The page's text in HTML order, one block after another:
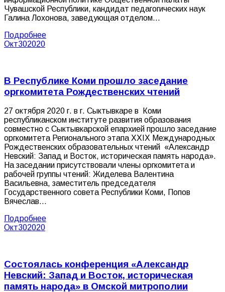
Чувашской Республики, кандидат педагогических наук
Галина Лохонова, заведующая отделом…
Подробнее
Окт302020
В Республике Коми прошло заседание
оргкомитета Рождественских чтений
27 октября 2020 г. в г. Сыктывкаре в Коми
республиканском институте развития образования
совместно с Сыктывкарской епархией прошло заседание
оргкомитета Регионального этапа XXIX Международных
Рождественских образовательных чтений «Александр
Невский: Запад и Восток, историческая память народа».
На заседании присутствовали члены оргкомитета и
рабочей группы чтений: Жиделева Валентина
Васильевна, заместитель председателя
Государственного совета Республики Коми, Попов
Вячеслав…
Подробнее
Окт302020
Состоялась конференция «Александр
Невский: Запад и Восток, историческая
память народа» в Омской митрополии